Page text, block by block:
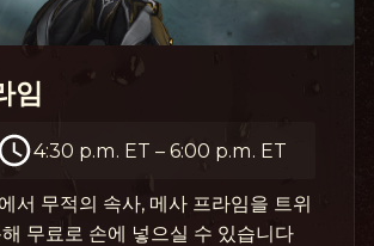
임
4:30 p.m. ET – 6:00 p.m. ET
서 무적의 속사, 메사 프라임을 트위
무료로 손에 넣으실 수 있습니다